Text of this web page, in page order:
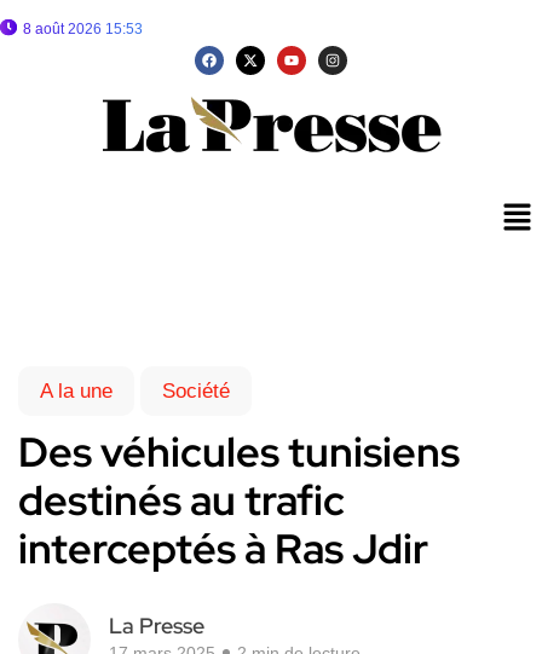
8 août 2026 15:53
A la une Société
Des véhicules tunisiens
destinés au trafic
interceptés à Ras Jdir
La Presse